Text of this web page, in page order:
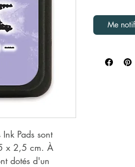
Pads sont
x 2,5 cm. À
dotés d'un
Me